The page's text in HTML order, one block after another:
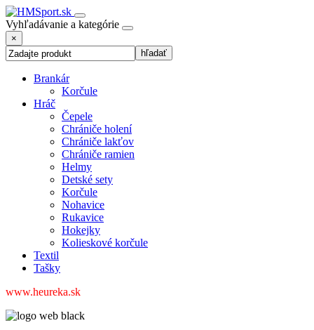
Vyhľadávanie a kategórie
×
Brankár
Korčule
Hráč
Čepele
Chrániče holení
Chrániče lakťov
Chrániče ramien
Helmy
Detské sety
Korčule
Nohavice
Rukavice
Hokejky
Kolieskové korčule
Textil
Tašky
www.heureka.sk